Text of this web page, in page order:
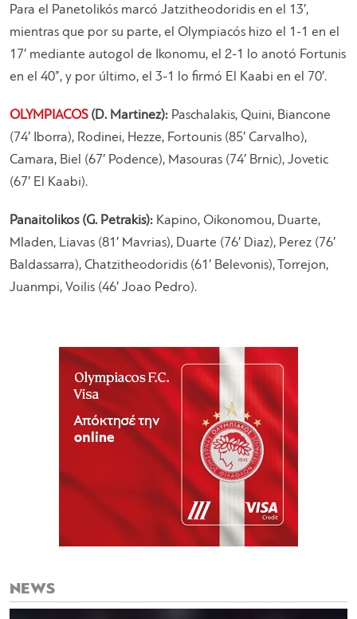
Para el Panetolikós marcó Jatzitheodoridis en el 13′,
mientras que por su parte, el Olympiacós hizo el 1-1 en el
17′ mediante autogol de Ikonomu, el 2-1 lo anotó Fortunis
en el 40”, y por último, el 3-1 lo firmó El Kaabi en el 70′.
OLYMPIACOS(D. Martinez): Paschalakis, Quini, Biancone
(74′ Iborra), Rodinei, Hezze, Fortounis (85′ Carvalho),
Camara, Biel (67′ Podence), Masouras (74′ Brnic), Jovetic
(67′ El Kaabi).
Panaitolikos (G. Petrakis): Kapino, Oikonomou, Duarte,
Mladen, Liavas (81′ Mavrias), Duarte (76′ Diaz), Perez (76′
Baldassarra), Chatzitheodoridis (61′ Belevonis), Torrejon,
Juanmpi, Voilis (46′ Joao Pedro).
NEWS